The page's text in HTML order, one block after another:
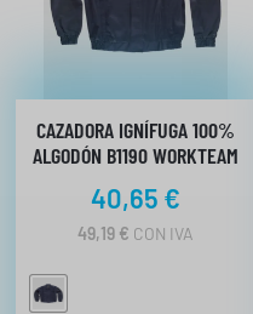
CAZADORA IGNÍFUGA 100%
ALGODÓN B1190 WORKTEAM
40,65 €
49,19 € CON IVA